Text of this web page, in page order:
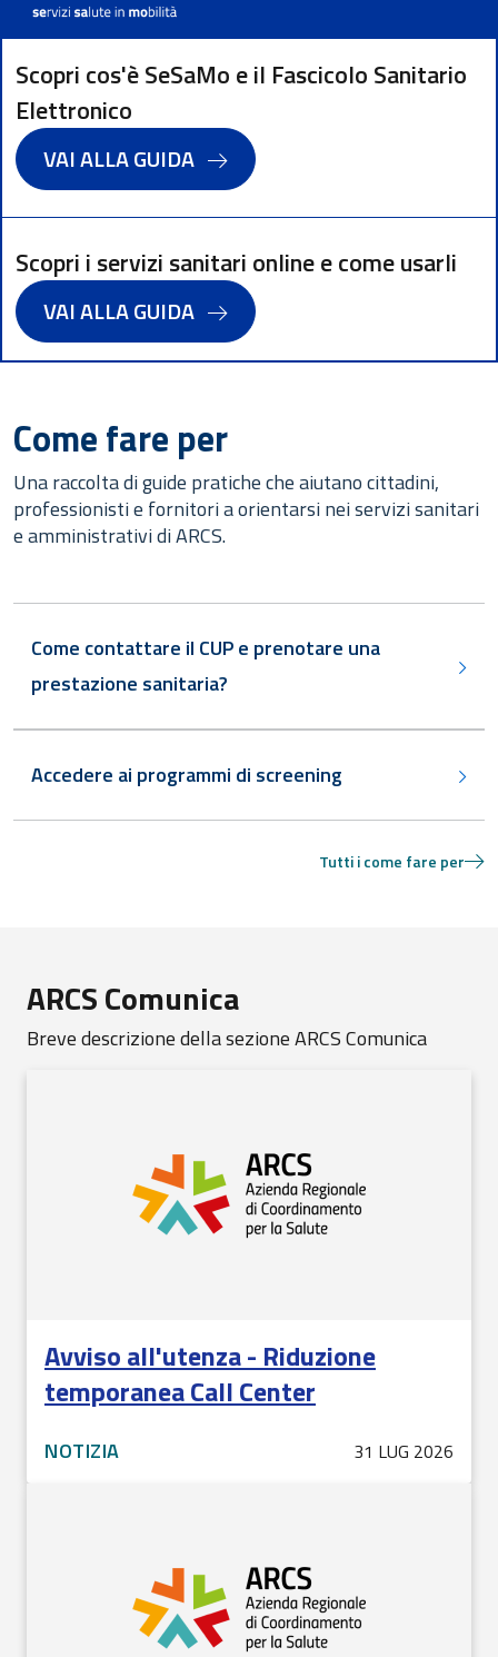
Scopri cos'è SeSaMo e il Fascicolo Sanitario
Elettronico
VAI ALLA GUIDA
Scopri i servizi sanitari online e come usarli
VAI ALLA GUIDA
Come fare per
Una raccolta di guide pratiche che aiutano cittadini,
professionisti e fornitori a orientarsi nei servizi sanitari
e amministrativi di ARCS.
Come contattare il CUP e prenotare una
prestazione sanitaria?
Accedere ai programmi di screening
Tutti i come fare per
ARCS Comunica
Breve descrizione della sezione ARCS Comunica
Avviso all'utenza - Riduzione
temporanea Call Center
NOTIZIA 31 LUG 2026